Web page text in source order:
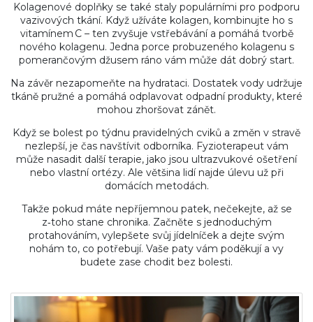
Kolagenové doplňky se také staly populárními pro podporu
vazivových tkání. Když užíváte kolagen, kombinujte ho s
vitamínem C – ten zvyšuje vstřebávání a pomáhá tvorbě
nového kolagenu. Jedna porce probuzeného kolagenu s
pomerančovým džusem ráno vám může dát dobrý start.
Na závěr nezapomeňte na hydrataci. Dostatek vody udržuje
tkáně pružné a pomáhá odplavovat odpadní produkty, které
mohou zhoršovat zánět.
Když se bolest po týdnu pravidelných cviků a změn v stravě
nezlepší, je čas navštívit odborníka. Fyzioterapeut vám
může nasadit další terapie, jako jsou ultrazvukové ošetření
nebo vlastní ortézy. Ale většina lidí najde úlevu už při
domácích metodách.
Takže pokud máte nepříjemnou patek, nečekejte, až se
z‑toho stane chronika. Začněte s jednoduchým
protahováním, vylepšete svůj jídelníček a dejte svým
nohám to, co potřebují. Vaše paty vám poděkují a vy
budete zase chodit bez bolesti.